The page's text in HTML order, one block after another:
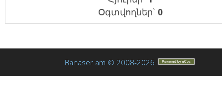
Օգտվողներ` 0
Banaser.am © 2008-2026